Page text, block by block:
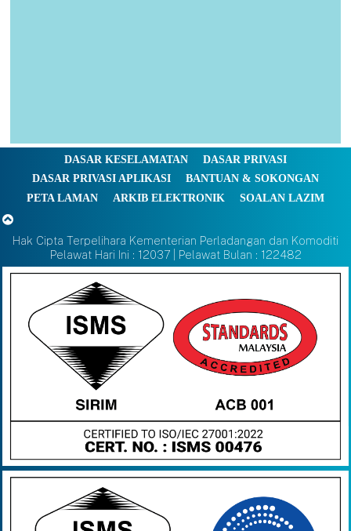
DASAR KESELAMATAN
DASAR PRIVASI
DASAR PRIVASI APLIKASI
BANTUAN & SOKONGAN
PETA LAMAN
ARKIB ELEKTRONIK SOALAN LAZIM
Hak Cipta Terpelihara Kementerian Perladangan dan Komoditi
Pelawat Hari Ini : 12037 | Pelawat Bulan : 122482